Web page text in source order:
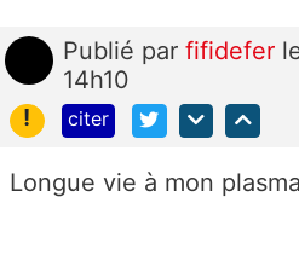
Publié par fifidefer
14h10
!
citer
Longue vie à mon